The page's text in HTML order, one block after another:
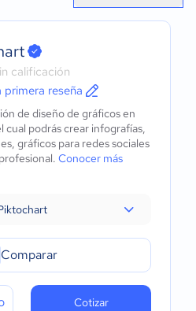
calificación
primera reseña
de diseño de gráficos en
cual podrás crear infografías,
gráficos para redes sociales
Conocer más
Comparar
Cotizar